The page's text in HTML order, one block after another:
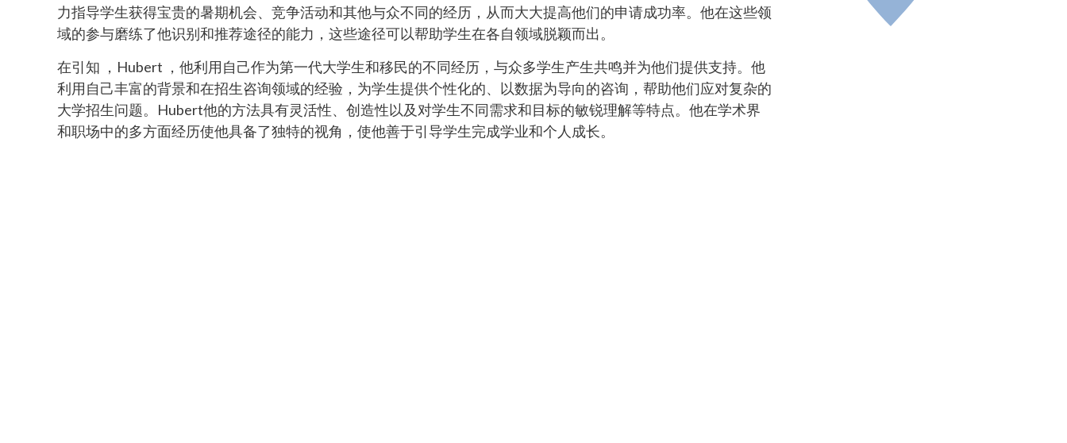
力指导学生获得宝贵的暑期机会、竞争活动和其他与众不同的经历，从而大大提高他们的申请成功率。他在这些领
域的参与磨练了他识别和推荐途径的能力，这些途径可以帮助学生在各自领域脱颖而出。
在引知 ，Hubert ，他利用自己作为第一代大学生和移民的不同经历，与众多学生产生共鸣并为他们提供支持。他
利用自己丰富的背景和在招生咨询领域的经验，为学生提供个性化的、以数据为导向的咨询，帮助他们应对复杂的
大学招生问题。Hubert他的方法具有灵活性、创造性以及对学生不同需求和目标的敏锐理解等特点。他在学术界
和职场中的多方面经历使他具备了独特的视角，使他善于引导学生完成学业和个人成长。